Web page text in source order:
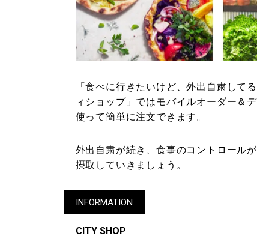
「食べに行きたいけど、外出自粛して
ィショップ」ではモバイルオーダー＆
使って簡単に注文できます。
外出自粛が続き、食事のコントロール
摂取していきましょう。
INFORMATION
CITY SHOP